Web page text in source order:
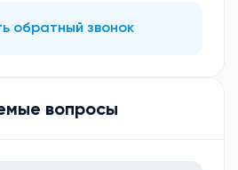
обратный звонок
вопросы